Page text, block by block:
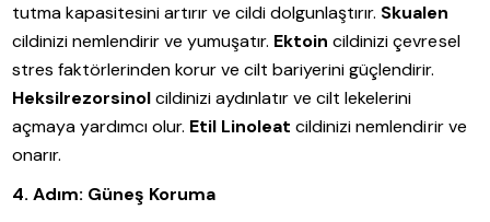
tutma kapasitesini artırır ve cildi dolgunlaştırır. Skualen
cildinizi nemlendirir ve yumuşatır. Ektoin cildinizi çevresel
stres faktörlerinden korur ve cilt bariyerini güçlendirir.
Heksilrezorsinolcildinizi aydınlatır ve cilt lekelerini
açmaya yardımcı olur. Etil Linoleat cildinizi nemlendirir ve
onarır.
4. Adım: Güneş Koruma